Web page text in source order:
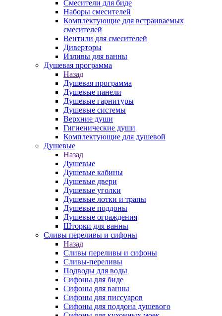
Смесители для биде
Наборы смесителей
Комплектующие для встраиваемых
смесителей
Вентили для смесителей
Диверторы
Изливы для ванны
Душевая программа
Назад
Душевая программа
Душевые панели
Душевые гарнитуры
Душевые системы
Верхние души
Гигиенические души
Комплектующие для душевой
Душевые
Назад
Душевые
Душевые кабины
Душевые двери
Душевые уголки
Душевые лотки и трапы
Душевые поддоны
Душевые ограждения
Шторки для ванны
Сливы переливы и сифоны
Назад
Сливы переливы и сифоны
Сливы-переливы
Подводы для воды
Сифоны для биде
Сифоны для ванны
Сифоны для писсуаров
Сифоны для поддона душевого